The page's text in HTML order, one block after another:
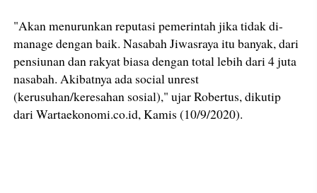
"Akan menurunkan reputasi pemerintah jika tidak di-
manage dengan baik. Nasabah Jiwasraya itu banyak, dari
pensiunan dan rakyat biasa dengan total lebih dari 4 juta
nasabah. Akibatnya ada social unrest
(kerusuhan/keresahan sosial)," ujar Robertus, dikutip
dari Wartaekonomi.co.id, Kamis (10/9/2020).